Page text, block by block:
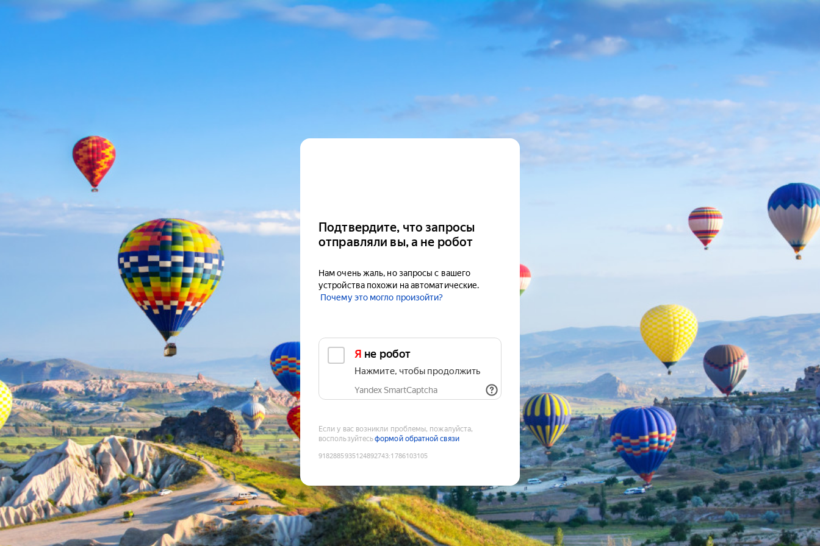
Подтвердите, что запросы
отправляли вы, а не робот
Нам очень жаль, но запросы с вашего
устройства похожи на автоматические.
Почему это могло произойти?
Я не робот
Нажмите, чтобы продолжить
Yandex SmartCaptcha
Если у вас возникли проблемы, пожалуйста,
воспользуйтесьформой обратной связи
9182885935124892743:1786103105